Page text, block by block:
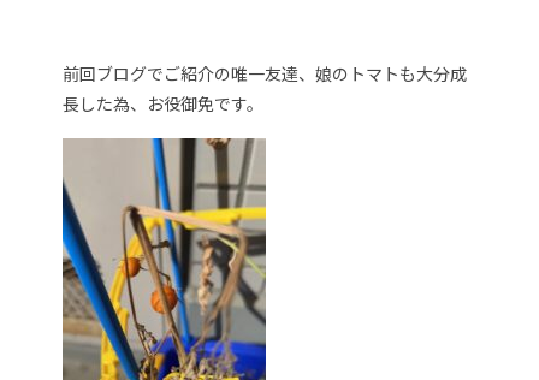
前回ブログでご紹介の唯一友達、娘のトマトも大分成
長した為、お役御免です。